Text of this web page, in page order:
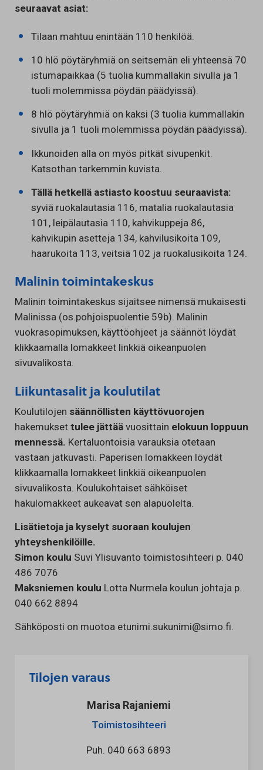
seuraavat asiat:
Tilaan mahtuu enintään 110 henkilöä.
10 hlö pöytäryhmiä on seitsemän eli yhteensä 70
istumapaikkaa (5 tuolia kummallakin sivulla ja 1
tuoli molemmissa pöydän päädyissä).
8 hlö pöytäryhmiä on kaksi (3 tuolia kummallakin
sivulla ja 1 tuoli molemmissa pöydän päädyissä).
Ikkunoiden alla on myös pitkät sivupenkit.
Katsothan tarkemmin kuvista.
Tällä hetkellä astiasto koostuu seuraavista:
syviä ruokalautasia 116, matalia ruokalautasia
101, leipälautasia 110, kahvikuppeja 86,
kahvikupin asetteja 134, kahvilusikoita 109,
haarukoita 113, veitsiä 102 ja ruokalusikoita 124.
Malinin toimintakeskus
Malinin toimintakeskus sijaitsee nimensä mukaisesti
Malinissa (os.pohjoispuolentie 59b). Malinin
vuokrasopimuksen, käyttöohjeet ja säännöt löydät
klikkaamalla lomakkeet linkkiä oikeanpuolen
sivuvalikosta.
Liikuntasalit ja koulutilat
Koulutilojen säännöllisten käyttövuorojen
hakemukset tulee jättää vuosittain elokuun loppuun
mennessä. Kertaluontoisia varauksia otetaan
vastaan jatkuvasti. Paperisen lomakkeen löydät
klikkaamalla lomakkeet linkkiä oikeanpuolen
sivuvalikosta. Koulukohtaiset sähköiset
hakulomakkeet aukeavat sen alapuolelta.
Lisätietoja ja kyselyt suoraan koulujen
yhteyshenkilöille.
Simon koulu Suvi Ylisuvanto toimistosihteeri p. 040
486 7076
Maksniemen koulu Lotta Nurmela koulun johtaja p.
040 662 8894
Sähköposti on muotoa etunimi.sukunimi@simo.fi.
Tilojen varaus
Marisa Rajaniemi
Toimistosihteeri
Puh. 040 663 6893